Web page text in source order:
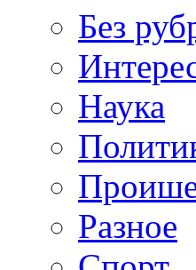
Без
Наука
Разное